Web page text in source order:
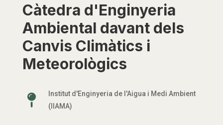
Càtedra d'Enginyeria
Ambiental davant dels
Canvis Climàtics i
Meteorològics

Institut d'Enginyeria de l'Aigua i Medi Ambient
(IIAMA)